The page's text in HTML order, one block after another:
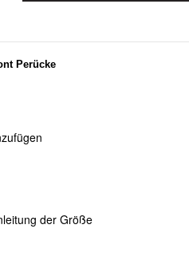
Perücke
der Größe